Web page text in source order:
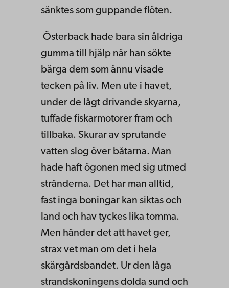
sänktes som guppande flöten.
Österback hade bara sin åldriga
gumma till hjälp när han sökte
bärga dem som ännu visade
tecken på liv. Men ute i havet,
under de lågt drivande skyarna,
tuf­fade fiskarmotorer fram och
tillbaka. Skurar av spru­tande
vatten slog över båtarna. Man
hade haft ögonen med sig utmed
stränderna. Det har man alltid,
fast inga boningar kan siktas och
land och hav tyckes lika tomma.
Men händer det att havet ger,
strax vet man om det i hela
skärgårdsbandet. Ur den låga
strand­skoningens dolda sund och